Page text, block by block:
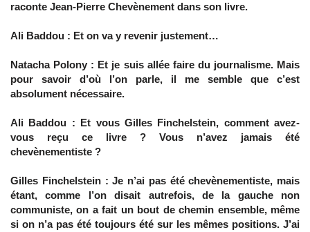
raconte Jean-Pierre Chevènement dans son livre.
Ali Baddou : Et on va y revenir justement…
Natacha Polony : Et je suis allée faire du journalisme. Mais
pour savoir d’où l’on parle, il me semble que c’est
absolument nécessaire.
Ali Baddou : Et vous Gilles Finchelstein, comment avez-
vous reçu ce livre ? Vous n’avez jamais été
chevènementiste ?
Gilles Finchelstein : Je n’ai pas été chevènementiste, mais
étant, comme l’on disait autrefois, de la gauche non
communiste, on a fait un bout de chemin ensemble, même
si on n’a pas été toujours été sur les mêmes positions. J’ai